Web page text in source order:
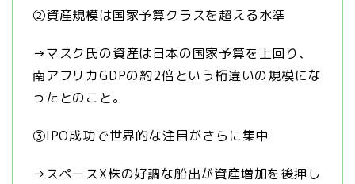
②資産規模は国家予算クラスを超える水準
→マスク氏の資産は日本の国家予算を上回り、
南アフリカGDPの約2倍という桁違いの規模にな
ったとのこと。
③IPO成功で世界的な注目がさらに集中
→スペースX株の好調な船出が資産増加を後押し